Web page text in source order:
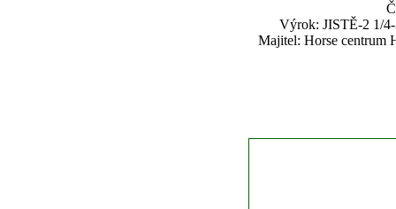
Výrok: JISTĚ-2 1/
Majitel: Horse centrum